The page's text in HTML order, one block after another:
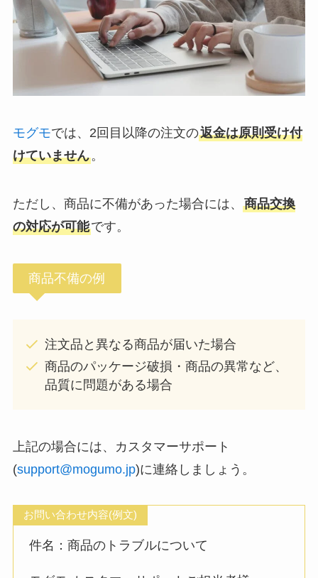
モグモでは、2回目以降の注文の返金は原則受け付
けていません。
ただし、商品に不備があった場合には、 商品交換
の対応が可能です。
商品不備の例
注文品と異なる商品が届いた場合
商品のパッケージ破損・商品の異常など、
品質に問題がある場合
上記の場合には、カスタマーサポート
(support@mogumo.jp)に連絡しましょう。
お問い合わせ内容(例文)
件名：商品のトラブルについて